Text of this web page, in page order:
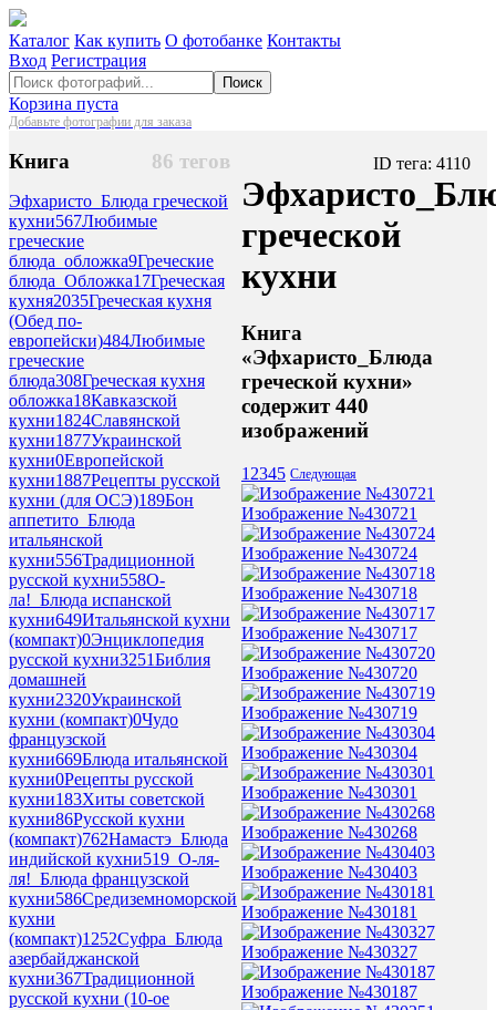
Каталог Как купить О фотобанке Контакты
Вход Регистрация
Поиск
Корзина пуста
Добавьте фотографии для заказа
86 тегов
Книга
Эфхаристо_Блюда греческой
кухни567Любимые
греческие
блюда_обложка9Греческие
блюда_Обложка17Греческая
кухня2035Греческая кухня
(Обед по-
европейски)484Любимые
греческие
блюда308Греческая кухня
обложка18Кавказской
кухни1824Славянской
кухни1877Украинской
кухни0Европейской
кухни1887Рецепты русской
кухни (для ОСЭ)189Бон
аппетито_Блюда
итальянской
кухни556Традиционной
русской кухни558О-
ла!_Блюда испанской
кухни649Итальянской кухни
(компакт)0Энциклопедия
русской кухни3251Библия
домашней
кухни2320Украинской
кухни (компакт)0Чудо
французской
кухни669Блюда итальянской
кухни0Рецепты русской
кухни183Хиты советской
кухни86Русской кухни
(компакт)762Намастэ_Блюда
индийской кухни519 _О-ля-
ля!_Блюда французской
кухни586Средиземноморской
кухни
(компакт)1252Суфра_Блюда
азербайджанской
кухни367Традиционной
русской кухни (10-ое
ID тега: 4110
греческой
кухни
Книга
«Эфхаристо_Блюда
греческой кухни»
содержит 440
изображений
1 2345 Следующая
Изображение №430721
Изображение №430724
Изображение №430718
Изображение №430717
Изображение №430720
Изображение №430719
Изображение №430304
Изображение №430301
Изображение №430268
Изображение №430403
Изображение №430181
Изображение №430327
Изображение №430187